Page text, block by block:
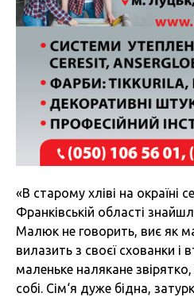
«В старому хліві на окраїні
Франківській області
Малюк не говорить, виє як
вилазить з своєї схованки і
маленьке налякане
собі. Сім‘я дуже бідна,